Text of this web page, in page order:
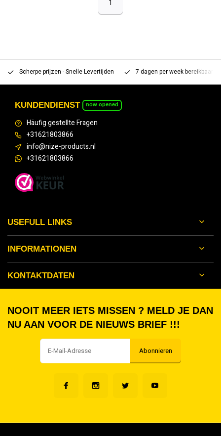
1
Scherpe prijzen - Snelle Levertijden 7 dagen per week bereikbaar
KUNDENDIENST now opened
Häufig gestellte Fragen
+31621803866
info@nize-products.nl
+31621803866
USEFULL LINKS
INFORMATIONEN
KONTAKTDATEN
NOOIT MEER IETS MISSEN ? MELD JE DAN
NU AAN VOOR DE NIEUWS BRIEF !!!
Abonnieren